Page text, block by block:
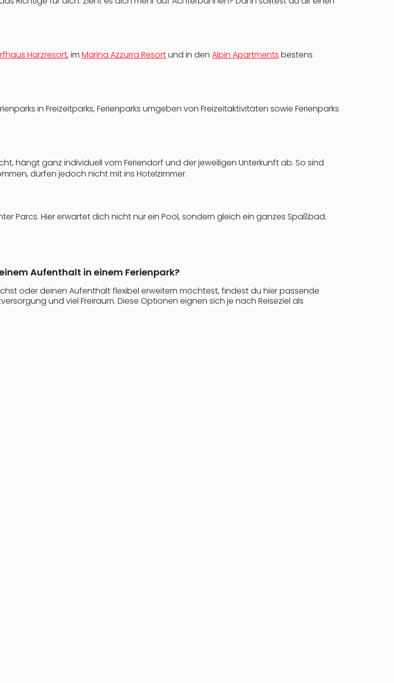
Harzresort, im Marina Azzurra Resortund in den Alpin Apartments bestens
in Freizeitparks, Ferienparks umgeben von Freizeitaktivitäten sowie Ferienparks
hängt ganz individuell vom Feriendorf und der jeweiligen Unterkunft ab. So sind
dürfen jedoch nicht mit ins Hotelzimmer.
Parcs. Hier erwartet dich nicht nur ein Pool, sondern gleich ein ganzes Spaßbad.
Aufenthalt in einem Ferienpark?
oder deinen Aufenthalt flexibel erweitern möchtest, findest du hier passende
und viel Freiraum. Diese Optionen eignen sich je nach Reiseziel als